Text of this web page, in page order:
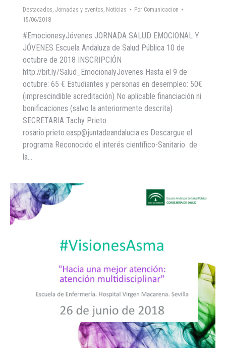
Destacados, Jornadas y eventos, Noticias Por Comunicacion
15/06/2018
#EmocionesyJóvenes JORNADA SALUD EMOCIONAL Y
JÓVENES Escuela Andaluza de Salud Pública 10 de
octubre de 2018 INSCRIPCIÓN
http://bit.ly/Salud_EmocionalyJovenes Hasta el 9 de
octubre: 65 € Estudiantes y personas en desempleo: 50€
(imprescindible acreditación) No aplicable financiación ni
bonificaciones (salvo la anteriormente descrita)
SECRETARIA Tachy Prieto.
rosario.prieto.easp@juntadeandalucia.es Descargue el
programa Reconocido el interés científico-Sanitario de
la…